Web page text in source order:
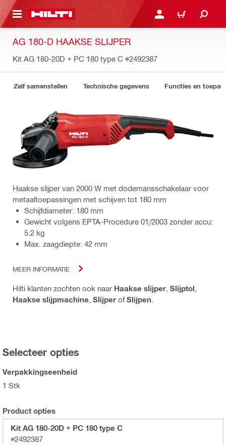
HOOFDINHOUD AANMELDEN OF
WINKELWAGEN
AG 180-D HAAKSE SLIJPER
Kit AG 180-20D + PC 180 type C #2492387
Zelf samenstellen Technische gegevens Functies en
Haakse slijper van 2000 W met dodemansschakelaar voor
metaaltoepassingen met schijven tot 180 mm
Schijfdiameter: 180 mm
Gewicht volgens EPTA-Procedure 01/2003 zonder accu:
5.2 kg
Max. zaagdiepte: 42 mm
MEER INFORMATIE
Hilti klanten zochten ook naar Haakse slijper Slijptol
Haakse slijpmachine Slijper ofSlijpen
Selecteer opties
Verpakkingseenheid
1 Stk
Product opties
Kit AG 180-20D + PC 180 type C
#2492387